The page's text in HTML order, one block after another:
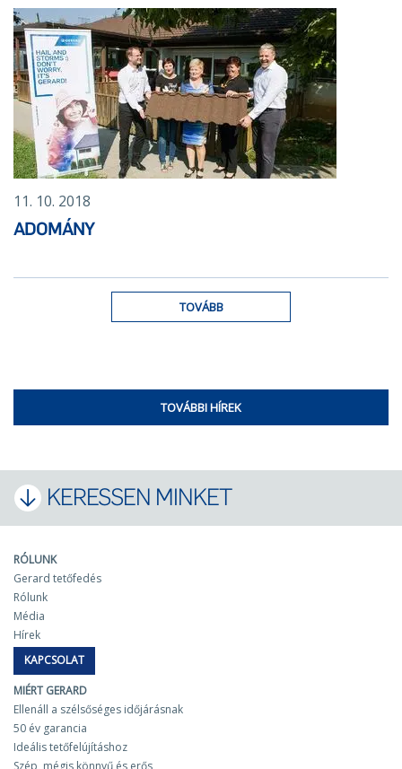
11. 10. 2018
ADOMÁNY
TOVÁBB
TOVÁBBI HÍREK
KERESSEN MINKET
RÓLUNK
Gerard tetőfedés
Rólunk
Média
Hírek
KAPCSOLAT
MIÉRT GERARD
Ellenáll a szélsőséges időjárásnak
50 év garancia
Ideális tetőfelújításhoz